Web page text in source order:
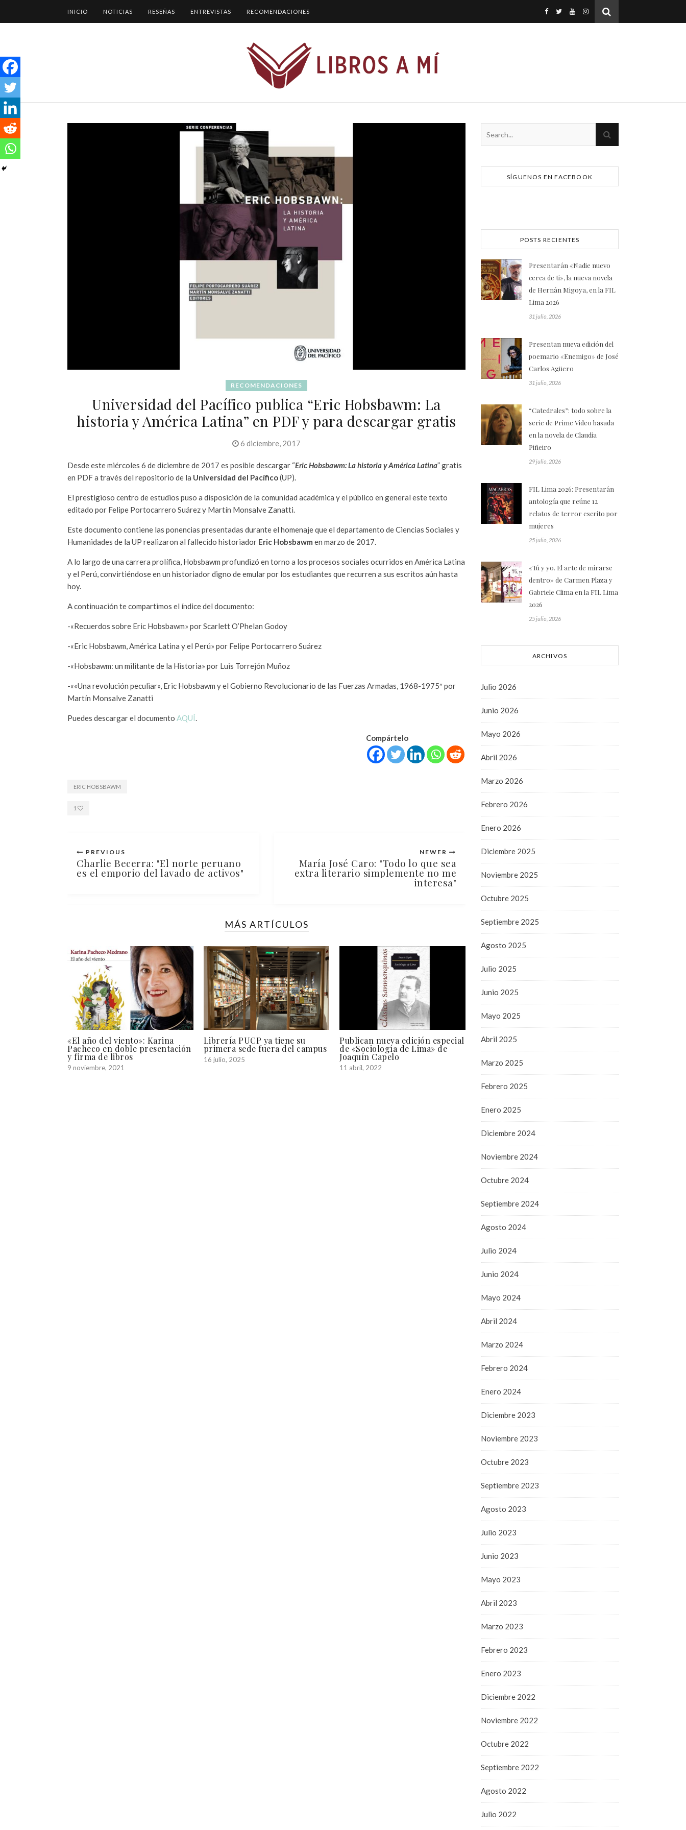
INICIO NOTICIAS RESEÑAS ENTREVISTAS RECOMENDACIONES
RECOMENDACIONES
Universidad del Pacífico publica “Eric Hobsbawm: La
historia y América Latina” en PDF y para descargar gratis
6 diciembre, 2017
Desde este miércoles 6 de diciembre de 2017 es posible descargar “Eric Hobsbawm: La historia y América Latina” gratis
en PDF a través del repositorio de la Universidad del Pacífico(UP).
El prestigioso centro de estudios puso a disposición de la comunidad académica y el público en general este texto
editado por Felipe Portocarrero Suárez y Martín Monsalve Zanatti.
Este documento contiene las ponencias presentadas durante el homenaje que el departamento de Ciencias Sociales y
Humanidades de la UP realizaron al fallecido historiador Eric Hobsbawm en marzo de 2017.
A lo largo de una carrera prolífica, Hobsbawm profundizó en torno a los procesos sociales ocurridos en América Latina
y el Perú, convirtiéndose en un historiador digno de emular por los estudiantes que recurren a sus escritos aún hasta
hoy.
A continuación te compartimos el índice del documento:
-«Recuerdos sobre Eric Hobsbawm» por Scarlett O’Phelan Godoy
-«Eric Hobsbawm, América Latina y el Perú» por Felipe Portocarrero Suárez
-«Hobsbawm: un militante de la Historia» por Luis Torrejón Muñoz
-««Una revolución peculiar», Eric Hobsbawm y el Gobierno Revolucionario de las Fuerzas Armadas, 1968-1975″ por
Martín Monsalve Zanatti
Puedes descargar el documento AQUÍ.
Compártelo
ERIC HOBSBAWM
1
PREVIOUS
Charlie Becerra: "El norte peruano
es el emporio del lavado de activos"
NEWER
María José Caro: "Todo lo que sea
extra literario simplemente no me
interesa"
MÁS ARTÍCULOS
«El año del viento»: Karina
Pacheco en doble presentación
y firma de libros
9 noviembre, 2021
Librería PUCP ya tiene su
primera sede fuera del campus
16 julio, 2025
Publican nueva edición especial
de «Sociología de Lima» de
Joaquín Capelo
11 abril, 2022
SÍGUENOS EN FACEBOOK
POSTS RECIENTES
Presentarán «Nadie nuevo
cerca de ti», la nueva novela
de Hernán Migoya, en la FIL
Lima 2026
31 julio, 2026
Presentan nueva edición del
poemario «Enemigo» de José
Carlos Agüero
31 julio, 2026
“Catedrales”: todo sobre la
serie de Prime Video basada
en la novela de Claudia
Piñeiro
29 julio, 2026
FIL Lima 2026: Presentarán
antología que reúne 12
relatos de terror escrito por
mujeres
25 julio, 2026
«Tú y yo. El arte de mirarse
dentro» de Carmen Plaza y
Gabriele Clima en la FIL Lima
2026
25 julio, 2026
ARCHIVOS
Julio 2026
Junio 2026
Mayo 2026
Abril 2026
Marzo 2026
Febrero 2026
Enero 2026
Diciembre 2025
Noviembre 2025
Octubre 2025
Septiembre 2025
Agosto 2025
Julio 2025
Junio 2025
Mayo 2025
Abril 2025
Marzo 2025
Febrero 2025
Enero 2025
Diciembre 2024
Noviembre 2024
Octubre 2024
Septiembre 2024
Agosto 2024
Julio 2024
Junio 2024
Mayo 2024
Abril 2024
Marzo 2024
Febrero 2024
Enero 2024
Diciembre 2023
Noviembre 2023
Octubre 2023
Septiembre 2023
Agosto 2023
Julio 2023
Junio 2023
Mayo 2023
Abril 2023
Marzo 2023
Febrero 2023
Enero 2023
Diciembre 2022
Noviembre 2022
Octubre 2022
Septiembre 2022
Agosto 2022
Julio 2022